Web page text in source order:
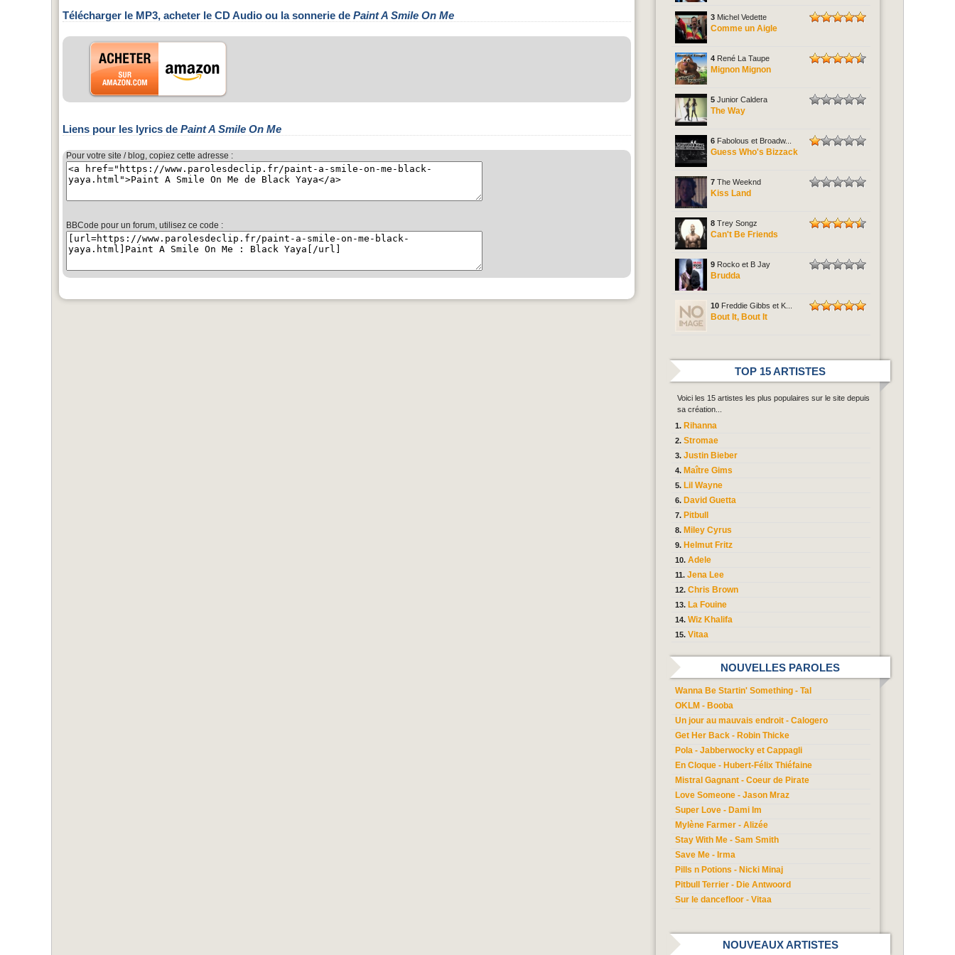
Télécharger le MP3, acheter le CD Audio ou la sonnerie de Paint A Smile On Me
Liens pour les lyrics de Paint A Smile On Me
Pour votre site / blog, copiez cette adresse :
BBCode pour un forum, utilisez ce code :
3 Michel Vedette
Comme un Aigle
4 René La Taupe
Mignon Mignon
5 Junior Caldera
The Way
6 Fabolous et Broadw...
Guess Who's Bizzack
7 The Weeknd
Kiss Land
8 Trey Songz
Can't Be Friends
9 Rocko et B Jay
Brudda
10 Freddie Gibbs et K...
Bout It, Bout It
TOP 15 ARTISTES
Voici les 15 artistes les plus populaires sur le site depuis
sa création...
Rihanna
Stromae
Justin Bieber
Maître Gims
Lil Wayne
David Guetta
Pitbull
Miley Cyrus
Helmut Fritz
Adele
Jena Lee
Chris Brown
La Fouine
Wiz Khalifa
Vitaa
NOUVELLES PAROLES
Wanna Be Startin' Something - Tal
OKLM - Booba
Un jour au mauvais endroit - Calogero
Get Her Back - Robin Thicke
Pola - Jabberwocky et Cappagli
En Cloque - Hubert-Félix Thiéfaine
Mistral Gagnant - Coeur de Pirate
Love Someone - Jason Mraz
Super Love - Dami Im
Mylène Farmer - Alizée
Stay With Me - Sam Smith
Save Me - Irma
Pills n Potions - Nicki Minaj
Pitbull Terrier - Die Antwoord
Sur le dancefloor - Vitaa
NOUVEAUX ARTISTES